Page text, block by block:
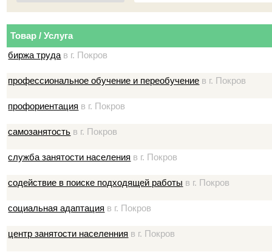
Товар / Услуга
биржа труда в г. Покров
профессиональное обучение и переобучение в г. Покров
профориентация в г. Покров
самозанятость в г. Покров
служба занятости населения в г. Покров
содействие в поиске подходящей работы в г. Покров
социальная адаптация в г. Покров
центр занятости населенния в г. Покров